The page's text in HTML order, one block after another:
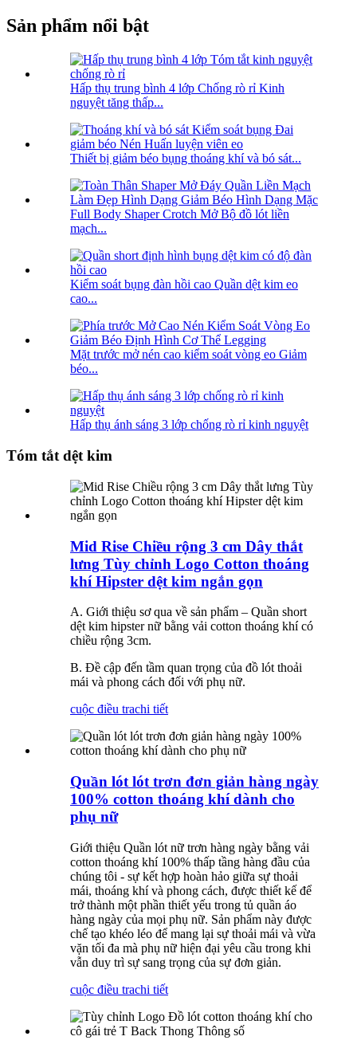
Sản phẩm nổi bật
Hấp thụ trung bình 4 lớp Chống rò rỉ Kinh
nguyệt tăng thấp...
Thiết bị giảm béo bụng thoáng khí và bó sát...
Full Body Shaper Crotch Mở Bộ đồ lót liền
mạch...
Kiểm soát bụng đàn hồi cao Quần dệt kim eo
cao...
Mặt trước mở nén cao kiểm soát vòng eo Giảm
béo...
Hấp thụ ánh sáng 3 lớp chống rò rỉ kinh nguyệt
Tóm tắt dệt kim
Mid Rise Chiều rộng 3 cm Dây thắt
lưng Tùy chỉnh Logo Cotton thoáng
khí Hipster dệt kim ngắn gọn
A. Giới thiệu sơ qua về sản phẩm – Quần short
dệt kim hipster nữ bằng vải cotton thoáng khí có
chiều rộng 3cm.
B. Đề cập đến tầm quan trọng của đồ lót thoải
mái và phong cách đối với phụ nữ.
cuộc điều trachi tiết
Quần lót lót trơn đơn giản hàng ngày
100% cotton thoáng khí dành cho
phụ nữ
Giới thiệu Quần lót nữ trơn hàng ngày bằng vải
cotton thoáng khí 100% thấp tầng hàng đầu của
chúng tôi - sự kết hợp hoàn hảo giữa sự thoải
mái, thoáng khí và phong cách, được thiết kế để
trở thành một phần thiết yếu trong tủ quần áo
hàng ngày của mọi phụ nữ. Sản phẩm này được
chế tạo khéo léo để mang lại sự thoải mái và vừa
vặn tối đa mà phụ nữ hiện đại yêu cầu trong khi
vẫn duy trì sự sang trọng của sự đơn giản.
cuộc điều trachi tiết